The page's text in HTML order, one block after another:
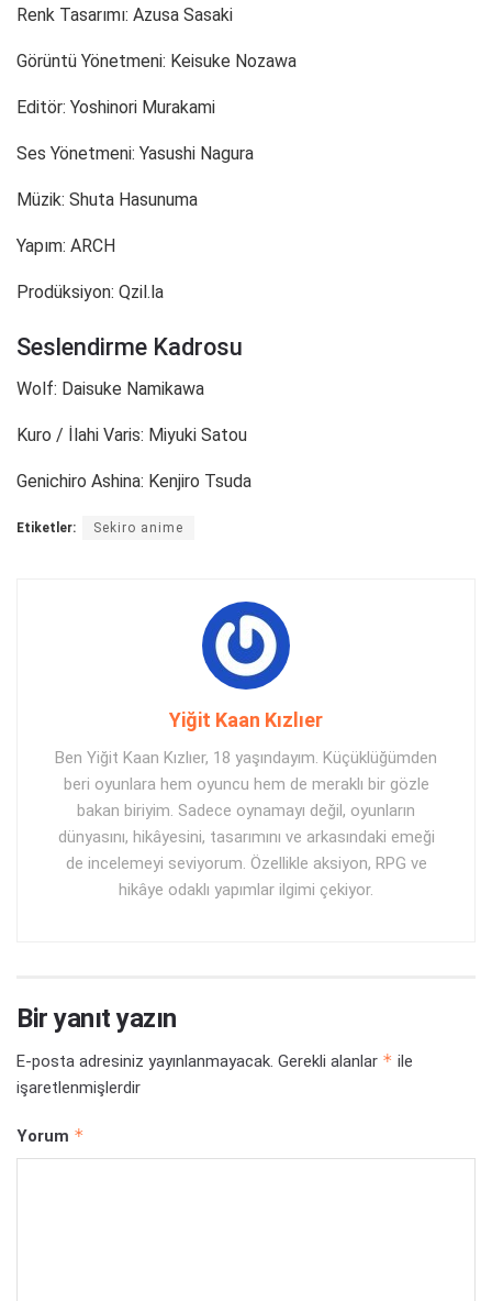
Renk Tasarımı: Azusa Sasaki
Görüntü Yönetmeni: Keisuke Nozawa
Editör: Yoshinori Murakami
Ses Yönetmeni: Yasushi Nagura
Müzik: Shuta Hasunuma
Yapım: ARCH
Prodüksiyon: Qzil.la
Seslendirme Kadrosu
Wolf: Daisuke Namikawa
Kuro / İlahi Varis: Miyuki Satou
Genichiro Ashina: Kenjiro Tsuda
Etiketler: Sekiro anime
Yiğit Kaan Kızlıer
Ben Yiğit Kaan Kızlıer, 18 yaşındayım. Küçüklüğümden
beri oyunlara hem oyuncu hem de meraklı bir gözle
bakan biriyim. Sadece oynamayı değil, oyunların
dünyasını, hikâyesini, tasarımını ve arkasındaki emeği
de incelemeyi seviyorum. Özellikle aksiyon, RPG ve
hikâye odaklı yapımlar ilgimi çekiyor.
Bir yanıt yazın
E-posta adresiniz yayınlanmayacak. Gerekli alanlar * ile
işaretlenmişlerdir
Yorum *